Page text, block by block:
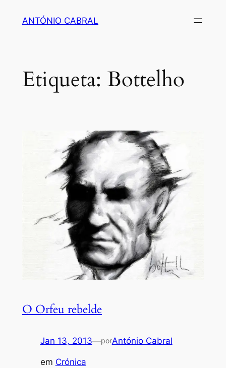
ANTÓNIO CABRAL
Etiqueta: Bottelho
O Orfeu rebelde
Jan 13, 2013—porAntónio Cabral
em Crónica